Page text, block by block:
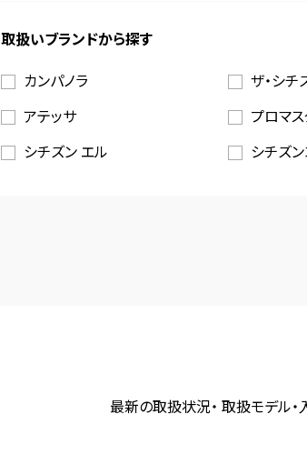
取扱いブランドから探す
カンパノラ ザ・シチ
アテッサ
プロマ
シチズン エル
シチズ
最新の取扱状況・ 取扱モデル